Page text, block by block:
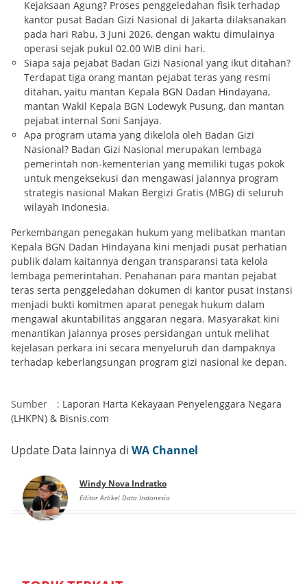
Kejaksaan Agung? Proses penggeledahan fisik terhadap
kantor pusat Badan Gizi Nasional di Jakarta dilaksanakan
pada hari Rabu, 3 Juni 2026, dengan waktu dimulainya
operasi sejak pukul 02.00 WIB dini hari.
Siapa saja pejabat Badan Gizi Nasional yang ikut ditahan?
Terdapat tiga orang mantan pejabat teras yang resmi
ditahan, yaitu mantan Kepala BGN Dadan Hindayana,
mantan Wakil Kepala BGN Lodewyk Pusung, dan mantan
pejabat internal Soni Sanjaya.
Apa program utama yang dikelola oleh Badan Gizi
Nasional? Badan Gizi Nasional merupakan lembaga
pemerintah non-kementerian yang memiliki tugas pokok
untuk mengeksekusi dan mengawasi jalannya program
strategis nasional Makan Bergizi Gratis (MBG) di seluruh
wilayah Indonesia.
Perkembangan penegakan hukum yang melibatkan mantan
Kepala BGN Dadan Hindayana kini menjadi pusat perhatian
publik dalam kaitannya dengan transparansi tata kelola
lembaga pemerintahan. Penahanan para mantan pejabat
teras serta penggeledahan dokumen di kantor pusat instansi
menjadi bukti komitmen aparat penegak hukum dalam
mengawal akuntabilitas anggaran negara. Masyarakat kini
menantikan jalannya proses persidangan untuk melihat
kejelasan perkara ini secara menyeluruh dan dampaknya
terhadap keberlangsungan program gizi nasional ke depan.
Sumber : Laporan Harta Kekayaan Penyelenggara Negara
(LHKPN) & Bisnis.com
Update Data lainnya di WA Channel
Windy Nova Indratko
Editor Artikel Data Indonesia